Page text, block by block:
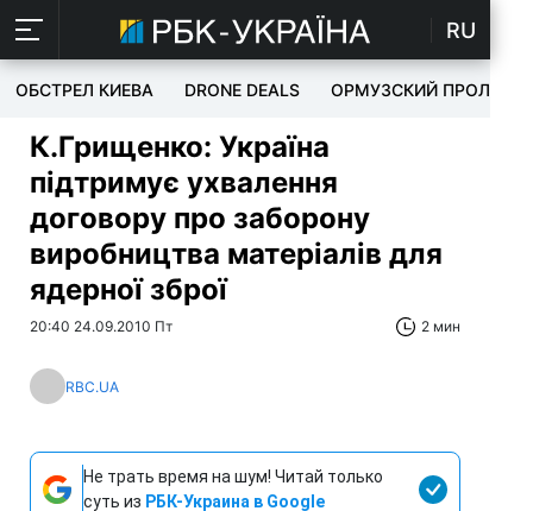
RU
ОБСТРЕЛ КИЕВА DRONE DEALS ОРМУЗСКИЙ ПРОЛИВ
К.Грищенко: Україна
підтримує ухвалення
договору про заборону
виробництва матеріалів для
ядерної зброї
20:40 24.09.2010 Пт 2 мин
RBC.UA
Не трать время на шум! Читай только
суть из РБК-Украина в Google